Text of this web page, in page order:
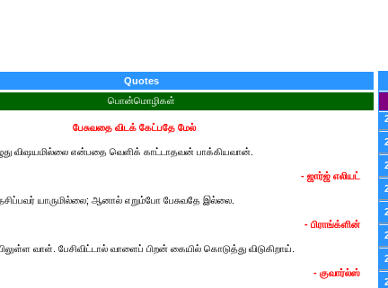
Quotes
பொன்மொழிகள்
பேசுவதை விடக் கேட்பதே மேல்
விஷயமில்லை என்பதை வெளிக் காட்டாதவன் பாக்கியவான்.
- ஜார்ஜ் எலியட்
யாருமில்லை; ஆனால் எறும்போ பேசுவதே இல்லை.
- பிராங்க்ளின்
வாள். பேசிவிட்டால் வாளைப் பிறன் கையில் கொடுத்து விடுகிறாய்.
- குவார்ல்ஸ்